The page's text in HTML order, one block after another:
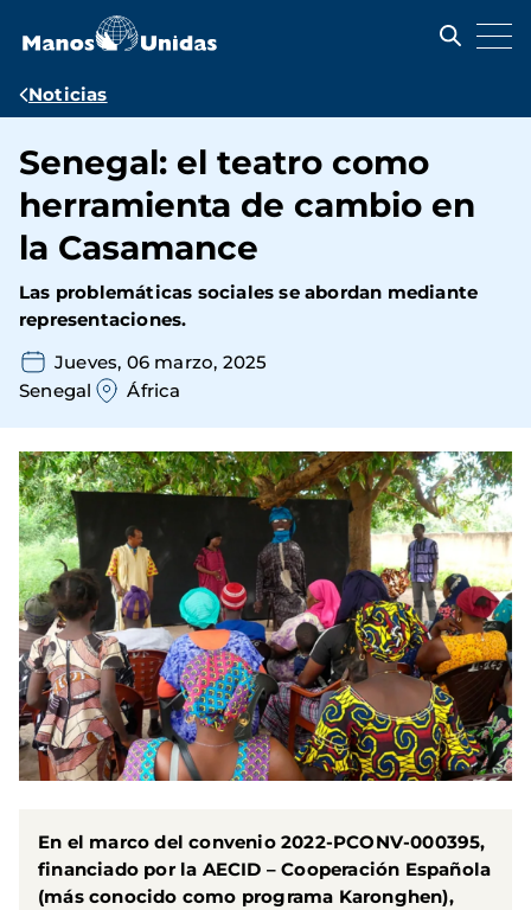
contenido
Ruta
navegación
Noticias
Senegal: el teatro como
herramienta de cambio en
la Casamance
Las problemáticas sociales se abordan mediante
representaciones.
Jueves, 06 marzo, 2025
Senegal
África
En el marco del convenio 2022-PCONV-000395,
financiado por la AECID – Cooperación Española
(más conocido como programa Karonghen),